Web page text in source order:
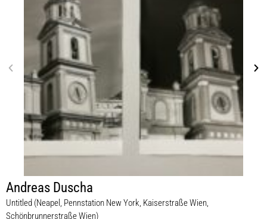
Andreas Duscha
Untitled (Neapel, Pennstation New York, Kaiserstraße Wien,
Schönbrunnerstraße Wien)